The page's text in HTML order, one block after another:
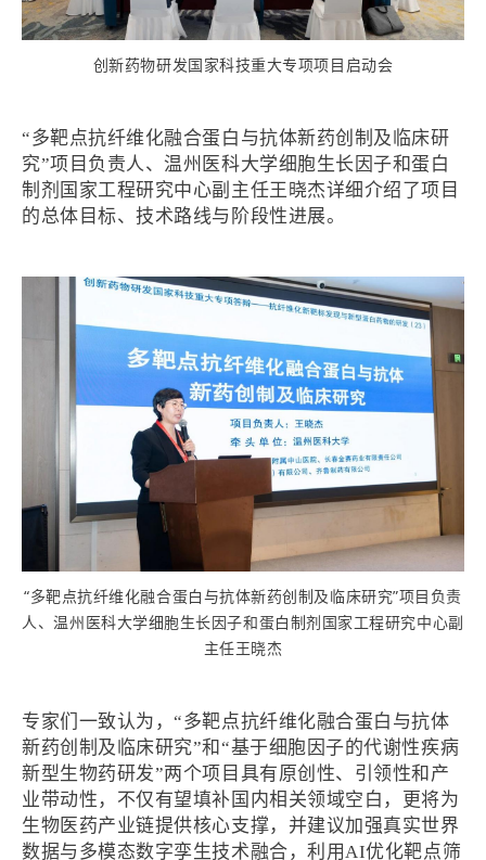
创新药物研发国家科技重大专项项目启动会
“多靶点抗纤维化融合蛋白与抗体新药创制及临床研
究”项目负责人、温州医科大学细胞生长因子和蛋白
制剂国家工程研究中心副主任王晓杰详细介绍了项目
的总体目标、技术路线与阶段性进展。
“多靶点抗纤维化融合蛋白与抗体新药创制及临床研究”项目负责
人、温州医科大学细胞生长因子和蛋白制剂国家工程研究中心副
主任王晓杰
专家们一致认为，“多靶点抗纤维化融合蛋白与抗体
新药创制及临床研究”和“基于细胞因子的代谢性疾病
新型生物药研发”两个项目具有原创性、引领性和产
业带动性，不仅有望填补国内相关领域空白，更将为
生物医药产业链提供核心支撑，并建议加强真实世界
数据与多模态数字孪生技术融合，利用AI优化靶点筛